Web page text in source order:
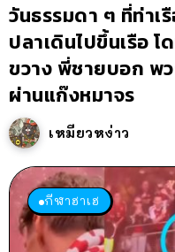
วันธรรมดา ๆ ที่ท่า
ปลาเดินไปขึ้นเรือ
ขวาง พี่ชายบอก พว
ผ่านแก๊งหมาจร
เหมียวหง่าว
กีฬาฮาเฮ